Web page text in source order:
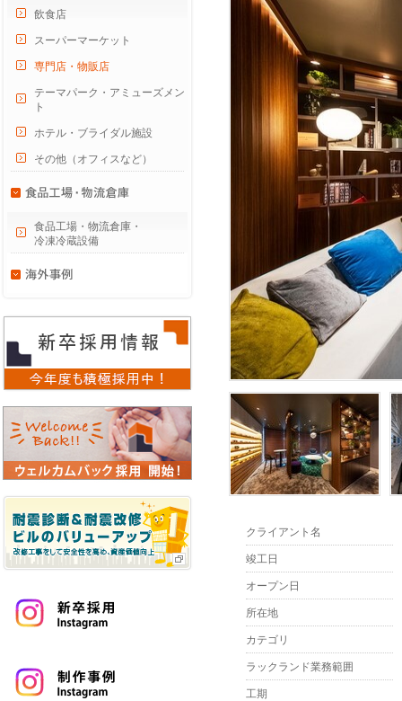
クライアント名
竣工日
オープン日
所在地
カテゴリ
ラックランド業務範囲
工期
飲食店
スーパーマーケット
専門店・物販店
テーマパーク・アミューズメン
ト
ホテル・ブライダル施設
その他（オフィスなど）
食品工場・物流倉庫・
冷凍冷蔵設備